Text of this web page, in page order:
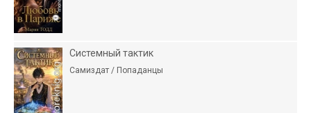
Системный тактик
Самиздат / Попаданцы